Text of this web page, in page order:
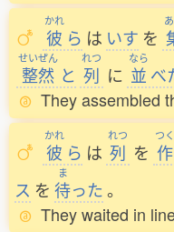
かれ
彼 ら は いす を
せいぜん
整然 と
れつ
列 に
なら
並 べ
They assembled
かれ
彼 ら は
れつ
列 を
つく
作
ス を
ま
待った。
They waited in